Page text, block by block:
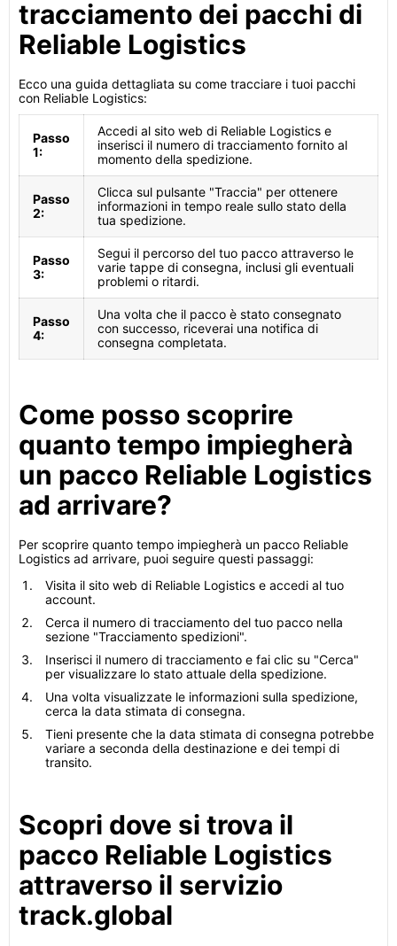
tracciamento dei pacchi di
Reliable Logistics
Ecco una guida dettagliata su come tracciare i tuoi pacchi
con Reliable Logistics:
Passo
1:
Accedi al sito web di Reliable Logistics e
inserisci il numero di tracciamento fornito al
momento della spedizione.
Passo
2:
Clicca sul pulsante "Traccia" per ottenere
informazioni in tempo reale sullo stato della
tua spedizione.
Passo
3:
Segui il percorso del tuo pacco attraverso le
varie tappe di consegna, inclusi gli eventuali
problemi o ritardi.
Passo
4:
Una volta che il pacco è stato consegnato
con successo, riceverai una notifica di
consegna completata.
Come posso scoprire
quanto tempo impiegherà
un pacco Reliable Logistics
ad arrivare?
Per scoprire quanto tempo impiegherà un pacco Reliable
Logistics ad arrivare, puoi seguire questi passaggi:
Visita il sito web di Reliable Logistics e accedi al tuo
account.
Cerca il numero di tracciamento del tuo pacco nella
sezione "Tracciamento spedizioni".
Inserisci il numero di tracciamento e fai clic su "Cerca"
per visualizzare lo stato attuale della spedizione.
Una volta visualizzate le informazioni sulla spedizione,
cerca la data stimata di consegna.
Tieni presente che la data stimata di consegna potrebbe
variare a seconda della destinazione e dei tempi di
transito.
Scopri dove si trova il
pacco Reliable Logistics
attraverso il servizio
track.global